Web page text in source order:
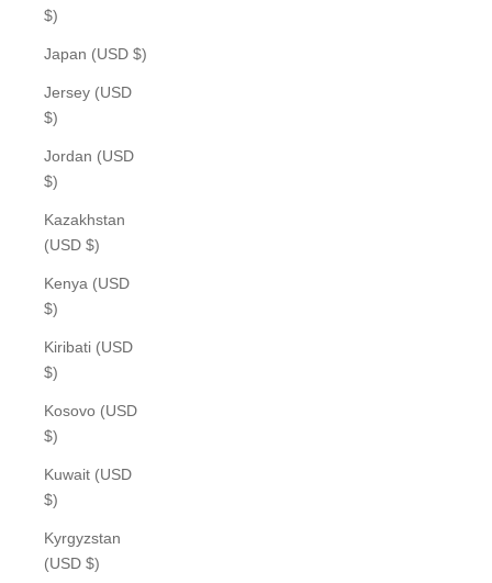
$)
Japan (USD $)
Jersey (USD
$)
Jordan (USD
$)
Kazakhstan
(USD $)
Kenya (USD
$)
Kiribati (USD
$)
Kosovo (USD
$)
Kuwait (USD
$)
Kyrgyzstan
(USD $)